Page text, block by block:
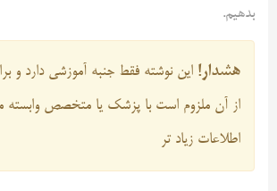
بدهیم.
هشدار! این نوشته فقط جنبه آموزشی دارد و
از آن ملزوم است با پزشک یا متخصص وابسته
اطلاعات زیاد تر